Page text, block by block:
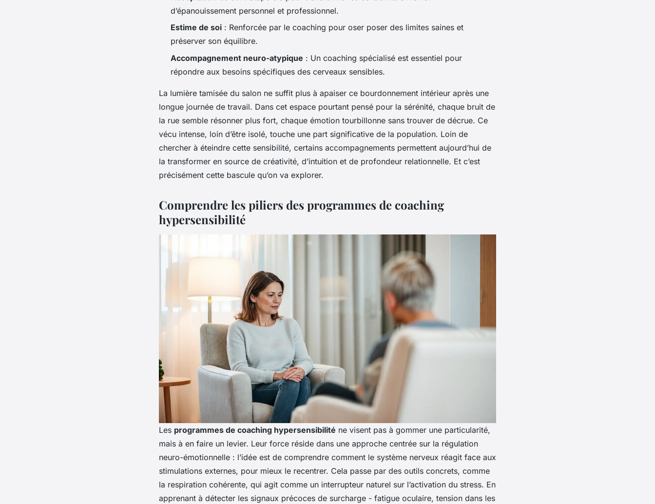
d’épanouissement personnel et professionnel.
Estime de soi : Renforcée par le coaching pour oser poser des limites saines et
préserver son équilibre.
Accompagnement neuro-atypique : Un coaching spécialisé est essentiel pour
répondre aux besoins spécifiques des cerveaux sensibles.
La lumière tamisée du salon ne suffit plus à apaiser ce bourdonnement intérieur après une
longue journée de travail. Dans cet espace pourtant pensé pour la sérénité, chaque bruit de
la rue semble résonner plus fort, chaque émotion tourbillonne sans trouver de décrue. Ce
vécu intense, loin d’être isolé, touche une part significative de la population. Loin de
chercher à éteindre cette sensibilité, certains accompagnements permettent aujourd’hui de
la transformer en source de créativité, d’intuition et de profondeur relationnelle. Et c’est
précisément cette bascule qu’on va explorer.
Comprendre les piliers des programmes de coaching
hypersensibilité
Les programmes de coaching hypersensibilité ne visent pas à gommer une particularité,
mais à en faire un levier. Leur force réside dans une approche centrée sur la régulation
neuro-émotionnelle : l’idée est de comprendre comment le système nerveux réagit face aux
stimulations externes, pour mieux le recentrer. Cela passe par des outils concrets, comme
la respiration cohérente, qui agit comme un interrupteur naturel sur l’activation du stress. En
apprenant à détecter les signaux précoces de surcharge - fatigue oculaire, tension dans les